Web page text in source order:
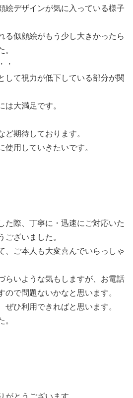
絵デザインが気に入っている様子
る似顔絵がもう少し大きかったら
・
して視力が低下している部分が関
大満足です。
期待しております。
用していきたいです。
た際、丁寧に・迅速にご対応いた
ざいました。
、ご本人も大変喜んでいらっしゃ
らいような気もしますが、お電話
で問題ないかなと思います。
ぜひ利用できればと思います。
とうございます。